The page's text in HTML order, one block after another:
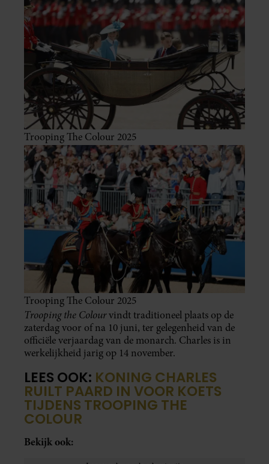
Trooping The Colour 2025
Trooping The Colour 2025
Trooping the Colourvindt traditioneel plaats op de
zaterdag voor of na 10 juni, ter gelegenheid van de
officiële verjaardag van de monarch. Charles is in
werkelijkheid jarig op 14 november.
LEES OOK: KONING CHARLES
RUILT PAARD IN VOOR KOETS
TIJDENS TROOPING THE
COLOUR
Bekijk ook: